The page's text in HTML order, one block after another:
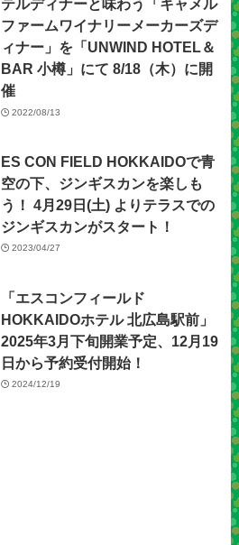
テルディナーと味わう「キャメル
ファームワイナリーメーカーズデ
ィナー」を「UNWIND HOTEL＆
BAR 小樽」にて 8/18（木）に開
催
2022/08/13
ES CON FIELD HOKKAIDOで青
空の下、ジンギスカンを楽しも
う！ 4月29日(土) よりテラスでの
ジンギスカンがスタート！
2023/04/27
「エスコンフィールド
HOKKAIDOホテル 北広島駅前」
2025年3月下旬開業予定、12月19
日から予約受付開始！
2024/12/19